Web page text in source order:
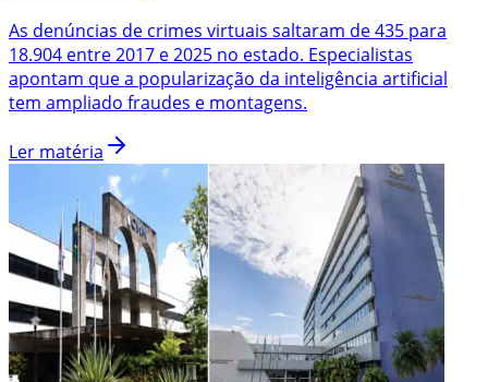
As denúncias de crimes virtuais saltaram de 435 para
18.904 entre 2017 e 2025 no estado. Especialistas
apontam que a popularização da inteligência artificial
tem ampliado fraudes e montagens.
Ler matéria